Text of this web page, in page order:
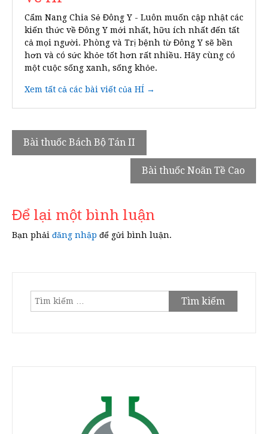
Cẩm Nang Chia Sẻ Đông Y - Luôn muốn cập nhật các
kiến thức về Đông Y mới nhất, hữu ích nhất đến tất
cả mọi người. Phòng và Trị bệnh từ Đông Y sẽ bền
hơn và có sức khỏe tốt hơn rất nhiều. Hãy cùng có
một cuộc sống xanh, sống khỏe.
Xem tất cả các bài viết của HÍ →
Điều
hướng
Bài thuốc Bách Bộ Tán II
Bài thuốc Noãn Tề Cao
Để lại một bình luận
Bạn phải đăng nhập để gửi bình luận.
Tìm
kiếm